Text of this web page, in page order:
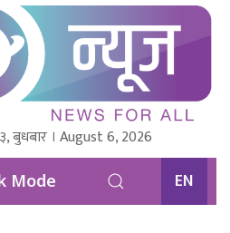
बुधबार । August 6, 2026
Mode EN